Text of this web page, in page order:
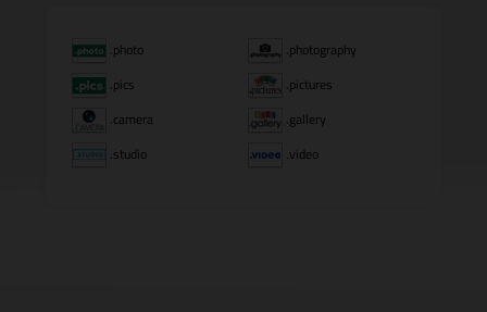
.photo
.photography
.pics
.pictures
.camera
.gallery
.studio
.video